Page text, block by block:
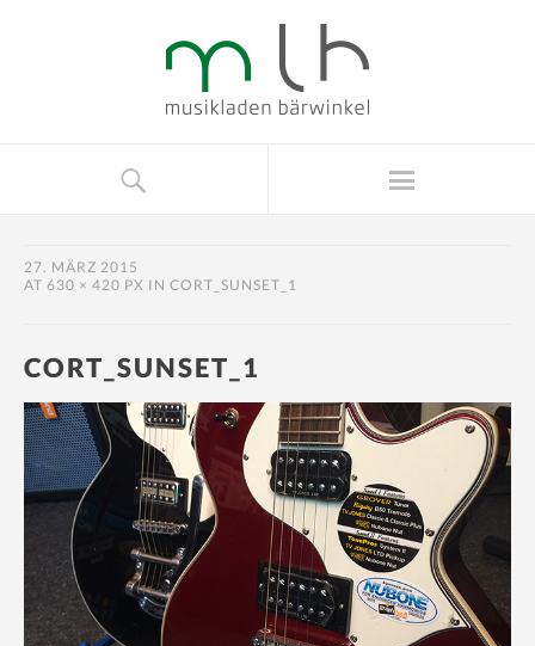
27. MÄRZ 2015
AT 630 × 420 PX IN CORT_SUNSET_1
CORT_SUNSET_1